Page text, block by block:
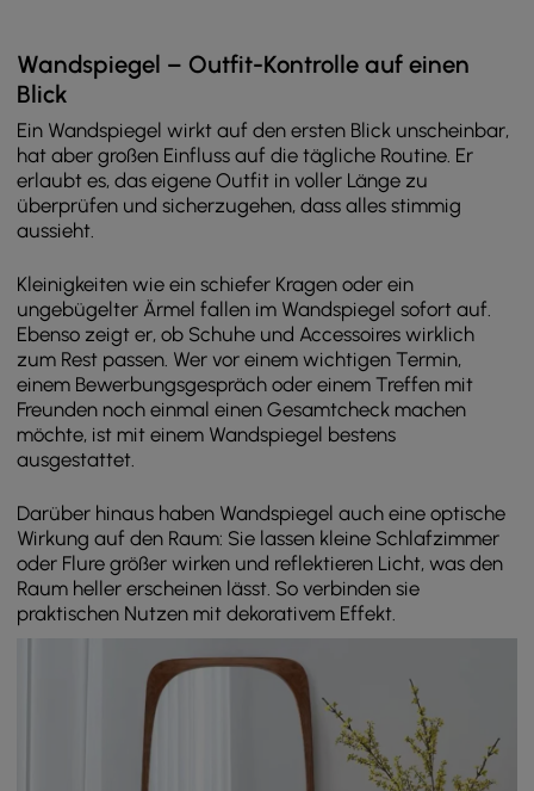
Wandspiegel – Outfit-Kontrolle auf einen
Blick
Ein Wandspiegel wirkt auf den ersten Blick unscheinbar,
hat aber großen Einfluss auf die tägliche Routine. Er
erlaubt es, das eigene Outfit in voller Länge zu
überprüfen und sicherzugehen, dass alles stimmig
aussieht.
Kleinigkeiten wie ein schiefer Kragen oder ein
ungebügelter Ärmel fallen im Wandspiegel sofort auf.
Ebenso zeigt er, ob Schuhe und Accessoires wirklich
zum Rest passen. Wer vor einem wichtigen Termin,
einem Bewerbungsgespräch oder einem Treffen mit
Freunden noch einmal einen Gesamtcheck machen
möchte, ist mit einem Wandspiegel bestens
ausgestattet.
Darüber hinaus haben Wandspiegel auch eine optische
Wirkung auf den Raum: Sie lassen kleine Schlafzimmer
oder Flure größer wirken und reflektieren Licht, was den
Raum heller erscheinen lässt. So verbinden sie
praktischen Nutzen mit dekorativem Effekt.